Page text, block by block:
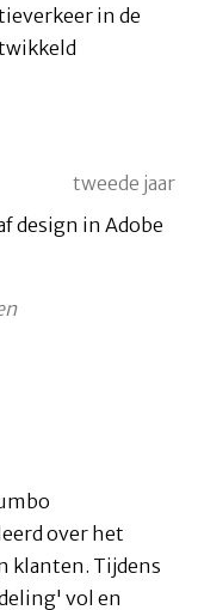
in de
tweede jaar
design in Adobe
over het
klanten. Tijdens
vol en